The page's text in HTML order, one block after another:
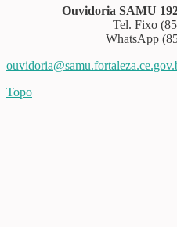
Ouvidoria SAMU
Tel. Fixo
WhatsApp
Topo